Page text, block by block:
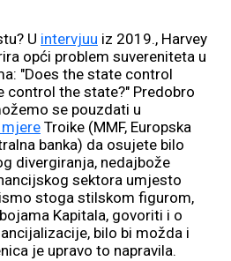
U intervjuu iz 2019., Harvey
opći problem suvereniteta u
"Does the state control
control the state?" Predobro
se pouzdati u
Troike (MMF, Europska
banka) da osujete bilo
divergiranja, nedajbože
sektora umjesto
stoga stilskom figurom,
Kapitala, govoriti i o
bilo bi možda i
je upravo to napravila.